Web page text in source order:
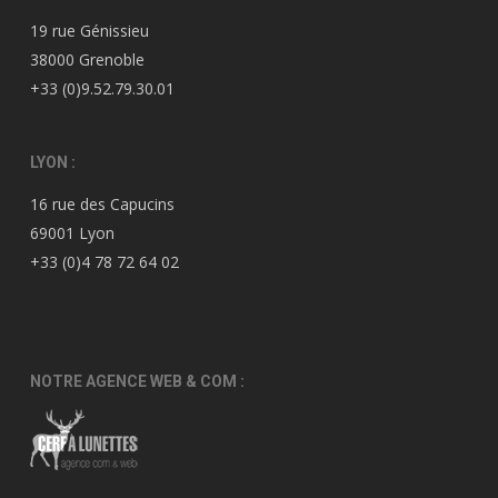
19 rue Génissieu
38000 Grenoble
+33 (0)9.52.79.30.01
LYON :
16 rue des Capucins
69001 Lyon
+33 (0)4 78 72 64 02
NOTRE AGENCE WEB & COM :